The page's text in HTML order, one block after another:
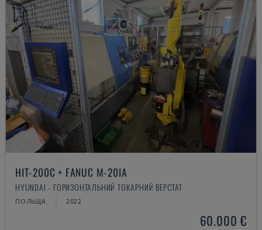
HIT-200C + FANUC M-20IA
HYUNDAI - ГОРИЗОНТАЛЬНИЙ ТОКАРНИЙ ВЕРСТАТ
ПОЛЬЩА 2022
60.000 €